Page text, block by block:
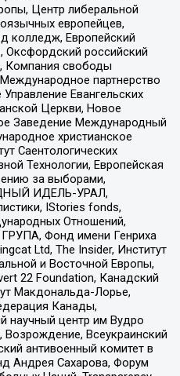
Центр либеральной
европейцев,
колледж, Европейский
российский
Компания свободы
партнерство
Евангельских
Церкви, Новое
Заведение Международный
христианское
Саентологических
Технологии, Европейская
за выборами,
ИДЕЛЬ-УРАЛ,
IStories fonds,
Отношений,
Фонд имени Генриха
Ltd, The Insider, Институт
и Восточной Европы,
22 Foundation, Канадский
Макдональда-Лорье,
Канады,
научный центр им Вудро
Всеукраинский
антивоенный комитет в
Андрея Сахарова, Форум